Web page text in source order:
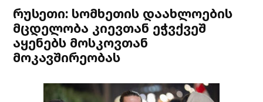
რუსეთი: სომხეთის დაახლოების
მცდელობა კიევთან ეჭვქვეშ
აყენებს მოსკოვთან
მოკავშირეობას